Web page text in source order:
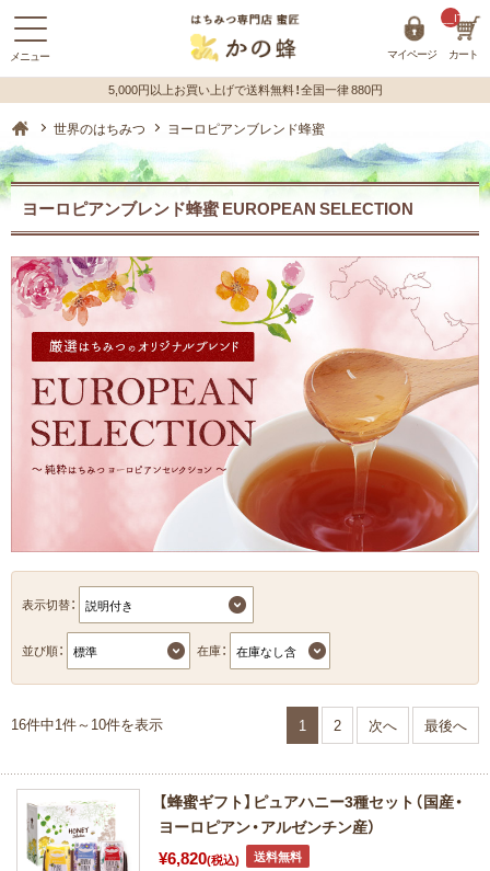
マイページ カート
蜂蜜（はちみつ）の購入はハチミツ専門店【かの蜂】 ホーム
世界のはちみつ ヨーロピアンブレンド蜂蜜
ヨーロピアンブレンド蜂蜜 EUROPEAN SELECTION
表示切替：
並び順： 在庫：
16件中1件～10件を表示 1 2 次へ 最後へ
【蜂蜜ギフト】ピュアハニー3種セット（国産・
ヨーロピアン・アルゼンチン産）
¥6,820(税込) 送料無料